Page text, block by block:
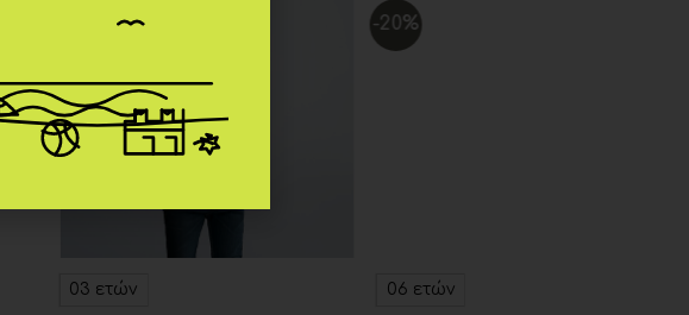
03 ετών
-20%
06 ετών